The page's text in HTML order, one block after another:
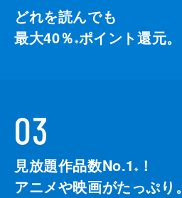
どれを読んでも
最大40％ ※ポイント還元。
03
見放題作品数No.1 ※
！
アニメや映画がたっぷり。